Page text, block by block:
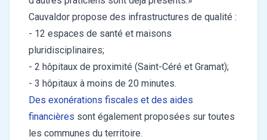
Cauvaldor propose des infrastructures de qualité :
- 12 espaces de santé et maisons
pluridisciplinaires;
- 2 hôpitaux de proximité (Saint-Céré et Gramat);
- 3 hôpitaux à moins de 20 minutes.
Des exonérations fiscales et des aides
financières sont également proposées sur toutes
les communes du territoire.